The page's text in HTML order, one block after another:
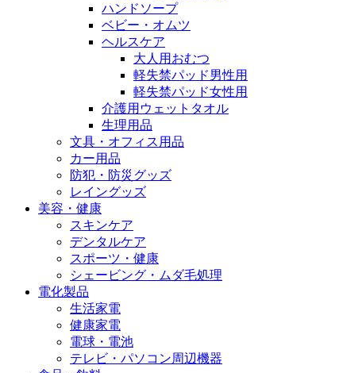
ハンドソープ
ベビー・オムツ
ヘルスケア
大人用おむつ
軽失禁パッド男性用
軽失禁パッド女性用
介護用ウェットタオル
生理用品
文具・オフィス用品
カー用品
防犯・防災グッズ
レイングッズ
美容・健康
スキンケア
デンタルケア
スポーツ・健康
シェービング・ムダ毛処理
電化製品
生活家電
健康家電
電球・電池
テレビ・パソコン周辺機器